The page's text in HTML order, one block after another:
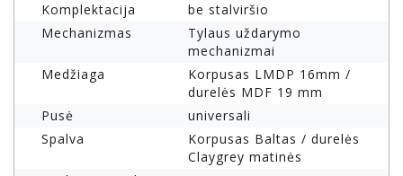
Komplektacija
be stalviršio
Mechanizmas
Tylaus uždarymo
mechanizmai
Medžiaga
Korpusas LMDP 16mm /
durelės MDF 19 mm
Pusė
universali
Spalva
Korpusas Baltas / durelės
Claygrey matinės